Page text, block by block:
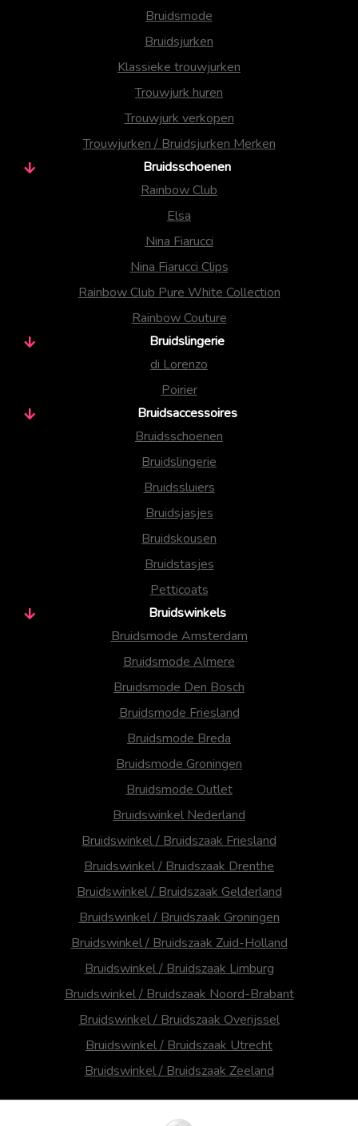
Bruidsmode
Bruidsjurken
Klassieke trouwjurken
Trouwjurk huren
Trouwjurk verkopen
Trouwjurken / Bruidsjurken Merken
Bruidsschoenen
Rainbow Club
Elsa
Nina Fiarucci
Nina Fiarucci Clips
Rainbow Club Pure White Collection
Rainbow Couture
Bruidslingerie
di Lorenzo
Poirier
Bruidsaccessoires
Bruidsschoenen
Bruidslingerie
Bruidssluiers
Bruidsjasjes
Bruidskousen
Bruidstasjes
Petticoats
Bruidswinkels
Bruidsmode Amsterdam
Bruidsmode Almere
Bruidsmode Den Bosch
Bruidsmode Friesland
Bruidsmode Breda
Bruidsmode Groningen
Bruidsmode Outlet
Bruidswinkel Nederland
Bruidswinkel / Bruidszaak Friesland
Bruidswinkel / Bruidszaak Drenthe
Bruidswinkel / Bruidszaak Gelderland
Bruidswinkel / Bruidszaak Groningen
Bruidswinkel / Bruidszaak Zuid-Holland
Bruidswinkel / Bruidszaak Limburg
Bruidswinkel / Bruidszaak Noord-Brabant
Bruidswinkel / Bruidszaak Overijssel
Bruidswinkel / Bruidszaak Utrecht
Bruidswinkel / Bruidszaak Zeeland